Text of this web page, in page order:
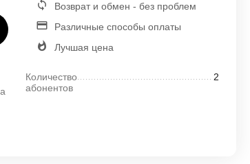
Возврат и обмен - без проблем
Различные способы оплаты
Лучшая цена
Количество
абонентов
2